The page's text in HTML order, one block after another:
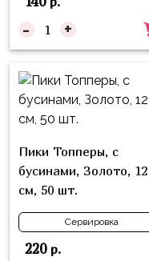
- +
Пики Топперы, с
бусинами, Золото, 12
см, 50 шт.
Сервировка
220р.
Войны
Трансформеры
Фрукты
Овощи
Шары
для
Геймеров
Супергерои
Пиратская